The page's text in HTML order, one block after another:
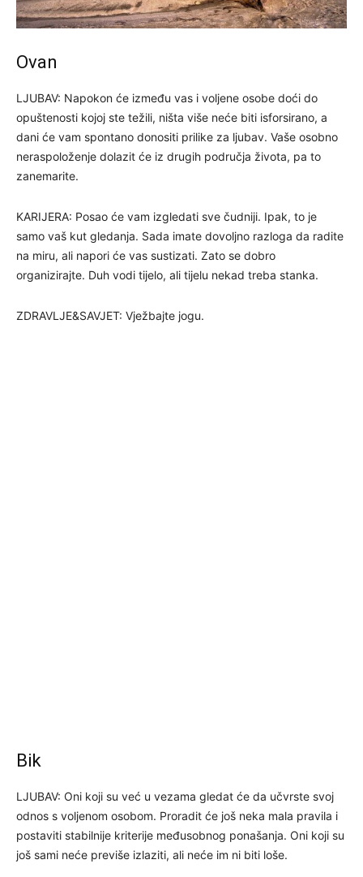
Ovan
LJUBAV: Napokon će između vas i voljene osobe doći do
opuštenosti kojoj ste težili, ništa više neće biti isforsirano, a
dani će vam spontano donositi prilike za ljubav. Vaše osobno
neraspoloženje dolazit će iz drugih područja života, pa to
zanemarite.
KARIJERA: Posao će vam izgledati sve čudniji. Ipak, to je
samo vaš kut gledanja. Sada imate dovoljno razloga da radite
na miru, ali napori će vas sustizati. Zato se dobro
organizirajte. Duh vodi tijelo, ali tijelu nekad treba stanka.
ZDRAVLJE&SAVJET: Vježbajte jogu.
Bik
LJUBAV: Oni koji su već u vezama gledat će da učvrste svoj
odnos s voljenom osobom. Proradit će još neka mala pravila i
postaviti stabilnije kriterije međusobnog ponašanja. Oni koji su
još sami neće previše izlaziti, ali neće im ni biti loše.